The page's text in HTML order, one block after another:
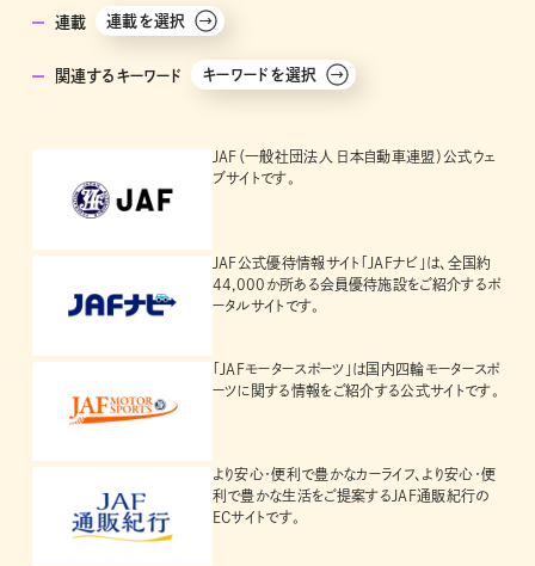
連載 連載を選択
関連するキーワード キーワードを選択
JAF（一般社団法人 日本自動車連盟）公式ウェ
ブサイトです。
JAF公式優待情報サイト「JAFナビ」は、全国約
44,000か所ある会員優待施設をご紹介するポ
ータルサイトです。
「JAFモータースポーツ」は国内四輪モータースポ
ーツに関する情報をご紹介する公式サイトです。
より安心・便利で豊かなカーライフ、より安心・便
利で豊かな生活をご提案するJAF通販紀行の
ECサイトです。